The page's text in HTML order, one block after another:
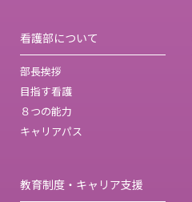
看護部について
部長挨拶
目指す看護
８つの能力
キャリアパス
教育制度・キャリア支援